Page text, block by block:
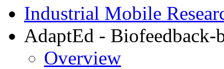
Industrial Mobile
AdaptEd - Biofeedback-
Overview